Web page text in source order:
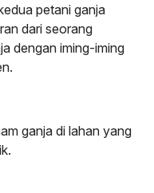
petani ganja
dari seorang
dengan iming-iming
ganja di lahan yang